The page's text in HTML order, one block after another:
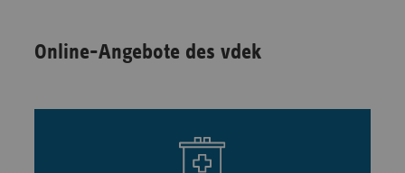
Online-Angebote des vdek